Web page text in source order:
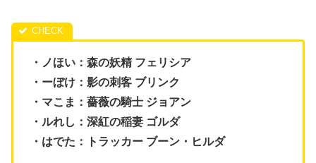
・ノほい：森の妖精 フェリシア
・ーぼけ：影の刺客 ブリンク
・マこま：薔薇の騎士 ジョアン
・ルれし：深紅の稲妻 ゴルダ
・はでた：トラッカー ブーン・ヒルダ